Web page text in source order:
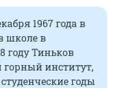
1967 года в
школе в
году Тиньков
горный институт,
годы